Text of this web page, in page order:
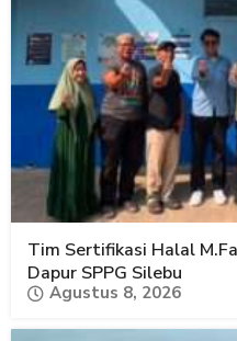
Tim Sertifikasi Halal
Dapur SPPG Silebu
Agustus 8, 2026